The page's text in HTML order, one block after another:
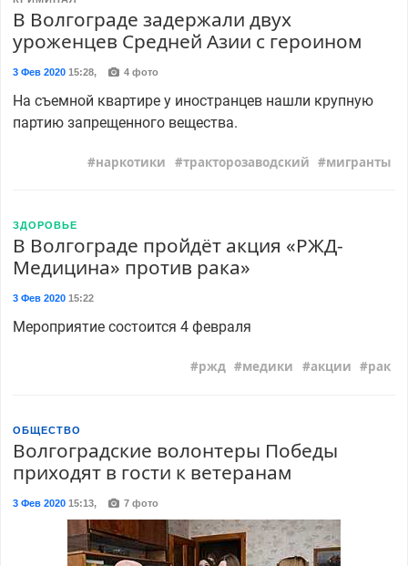
В Волгограде задержали двух
уроженцев Средней Азии с героином
3 Фев 202015:28, 4 фото
На съемной квартире у иностранцев нашли крупную
партию запрещенного вещества.
наркотики тракторозаводский мигранты
ЗДОРОВЬЕ
В Волгограде пройдёт акция «РЖД-
Медицина» против рака»
3 Фев 202015:22
Мероприятие состоится 4 февраля
ржд медики акции рак
ОБЩЕСТВО
Волгоградские волонтеры Победы
приходят в гости к ветеранам
3 Фев 202015:13, 7 фото